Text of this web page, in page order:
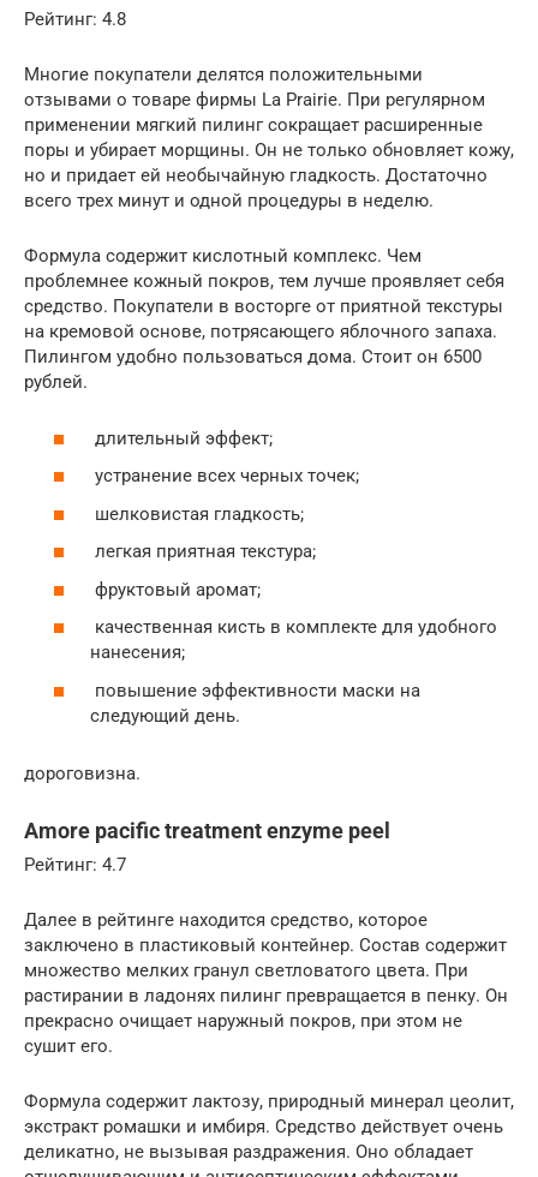
Рейтинг: 4.8
Многие покупатели делятся положительными
отзывами о товаре фирмы La Prairie. При регулярном
применении мягкий пилинг сокращает расширенные
поры и убирает морщины. Он не только обновляет кожу,
но и придает ей необычайную гладкость. Достаточно
всего трех минут и одной процедуры в неделю.
Формула содержит кислотный комплекс. Чем
проблемнее кожный покров, тем лучше проявляет себя
средство. Покупатели в восторге от приятной текстуры
на кремовой основе, потрясающего яблочного запаха.
Пилингом удобно пользоваться дома. Стоит он 6500
рублей.
длительный эффект;
устранение всех черных точек;
шелковистая гладкость;
легкая приятная текстура;
фруктовый аромат;
качественная кисть в комплекте для удобного
нанесения;
повышение эффективности маски на
следующий день.
дороговизна.
Amore pacific treatment enzyme peel
Рейтинг: 4.7
Далее в рейтинге находится средство, которое
заключено в пластиковый контейнер. Состав содержит
множество мелких гранул светловатого цвета. При
растирании в ладонях пилинг превращается в пенку. Он
прекрасно очищает наружный покров, при этом не
сушит его.
Формула содержит лактозу, природный минерал цеолит,
экстракт ромашки и имбиря. Средство действует очень
деликатно, не вызывая раздражения. Оно обладает